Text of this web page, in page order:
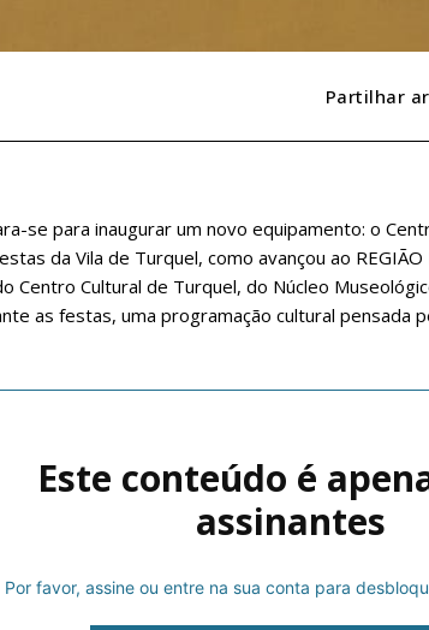
Planos
Partilhar
se para inaugurar um novo equipamento: o
da Vila de Turquel, como avançou ao REGIÃO
Centro Cultural de Turquel, do Núcleo
as festas, uma programação cultural pensada
Este conteúdo é
assinantes
Por favor, assine ou entre na sua conta para